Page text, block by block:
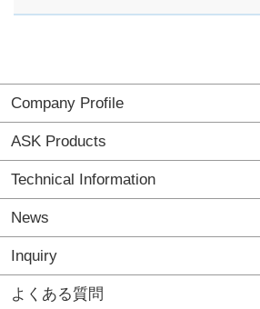
Company Profile
ASK Products
Technical Information
News
Inquiry
よくある質問